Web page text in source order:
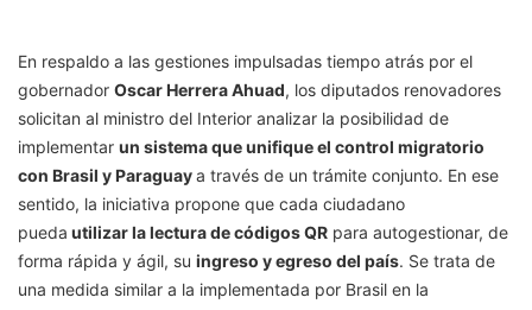
En respaldo a las gestiones impulsadas tiempo atrás por el
gobernador Oscar Herrera Ahuad, los diputados renovadores
solicitan al ministro del Interior analizar la posibilidad de
implementar un sistema que unifique el control migratorio
con Brasil y Paraguaya través de un trámite conjunto. En ese
sentido, la iniciativa propone que cada ciudadano
pueda utilizar la lectura de códigos QR para autogestionar, de
forma rápida y ágil, su ingreso y egreso del país. Se trata de
una medida similar a la implementada por Brasil en la